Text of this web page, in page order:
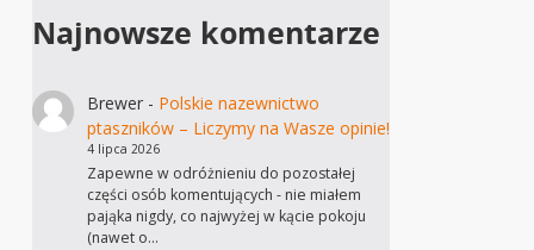
Najnowsze komentarze
Brewer- Polskie nazewnictwo
ptaszników – Liczymy na Wasze opinie!
4 lipca 2026
Zapewne w odróżnieniu do pozostałej
części osób komentujących - nie miałem
pająka nigdy, co najwyżej w kącie pokoju
(nawet o…